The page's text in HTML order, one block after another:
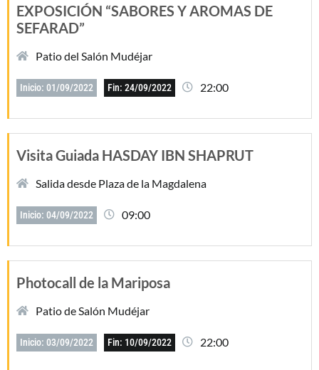
EXPOSICIÓN “SABORES Y AROMAS DE
SEFARAD”
Patio del Salón Mudéjar
Inicio: 01/09/2022 Fin: 24/09/2022 22:00
Visita Guiada HASDAY IBN SHAPRUT
Salida desde Plaza de la Magdalena
Inicio: 04/09/2022 09:00
Photocall de la Mariposa
Patio de Salón Mudéjar
Inicio: 03/09/2022 Fin: 10/09/2022 22:00